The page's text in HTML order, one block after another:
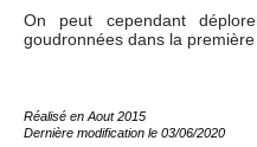
On peut cependant
goudronnées dans la
Réalisé en Aout 2015
Dernière modification le 03/06/2020